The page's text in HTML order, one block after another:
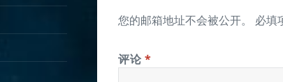
您的邮箱地址不会被公开。 必填
评论*